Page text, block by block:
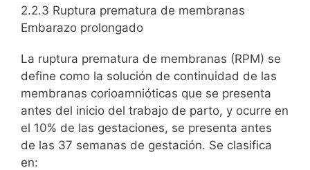
2.2.3 Ruptura prematura de membranas
Embarazo prolongado
La ruptura prematura de membranas (RPM) se
define como la solución de continuidad de las
membranas corioamnióticas que se presenta
antes del inicio del trabajo de parto, y ocurre en
el 10% de las gestaciones, se presenta antes
de las 37 semanas de gestación. Se clasifica
en: